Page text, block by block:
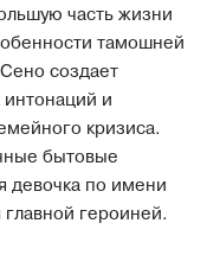
часть жизни
тамошней
создает
и
кризиса.
бытовые
девочка по имени
главной героиней.